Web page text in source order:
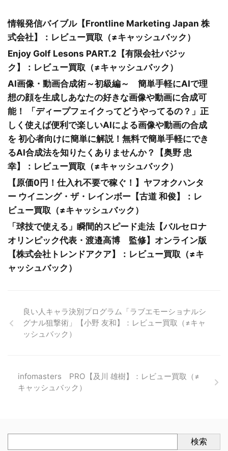
情報発信バイブル【Frontline Marketing Japan 株
式会社】：レビュー買取（≠キャッシュバック）
Enjoy Golf Lesons PART.2【有限会社バジッ
ク】：レビュー買取（≠キャッシュバック）
AI画像・動画合成術～初級編～ 簡単手軽にAIで理
想の顔を生成しあなたの好きな画像や動画に合成可
能！ 「ディープフェイクってどうやってるの？」正
しく使えば便利で楽しいAIによる画像や動画の合成
を 初心者向けに簡単に解説！無料で簡単手軽にでき
るAI合成法を知りたくありませんか？【奥野 忠
幸】：レビュー買取（≠キャッシュバック）
【原価0円！仕入れ不要で稼ぐ！】ヤフオクハンタ
ー ウイニング・ザ・レインボー【古道 和俊】：レ
ビュー買取（≠キャッシュバック）
「球技で使える」瞬間的スピード走法【バルセロナ
オリンピック代表・渡邉高博 監修】オンライン版
【株式会社トレンドアクア】：レビュー買取（≠キ
ャッシュバック）
良い人キャラ決別プログラム「ラブエモーショナルシ
グナル狙撃術」【小野 友和】：レビュー買取（≠キャ
ッシュバック）
infomasters PRO【及川 雄樹】：レビュー買取（≠
キャッシュバック）
検索